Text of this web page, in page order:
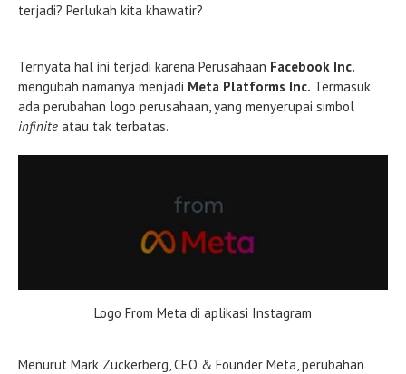
terjadi? Perlukah kita khawatir?
Ternyata hal ini terjadi karena Perusahaan Facebook Inc.
mengubah namanya menjadi Meta Platforms Inc. Termasuk
ada perubahan logo perusahaan, yang menyerupai simbol
infinite atau tak terbatas.
Logo From Meta di aplikasi Instagram
Menurut Mark Zuckerberg, CEO & Founder Meta, perubahan